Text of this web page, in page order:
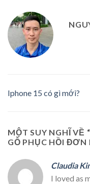
Iphone 15 có gì mới?
MỘT SUY NGHĨ VỀ “
GỖ PHỤC HỒI ĐƠN
Claudia
I loved as